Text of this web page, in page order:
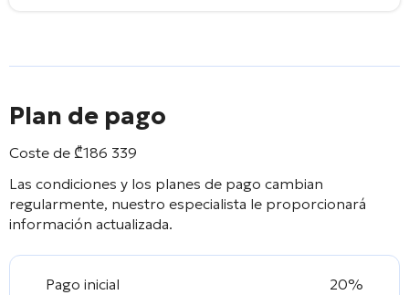
Plan de pago
Coste de ₾186 339
Las condiciones y los planes de pago cambian
regularmente, nuestro especialista le proporcionará
información actualizada.
Pago inicial 20%